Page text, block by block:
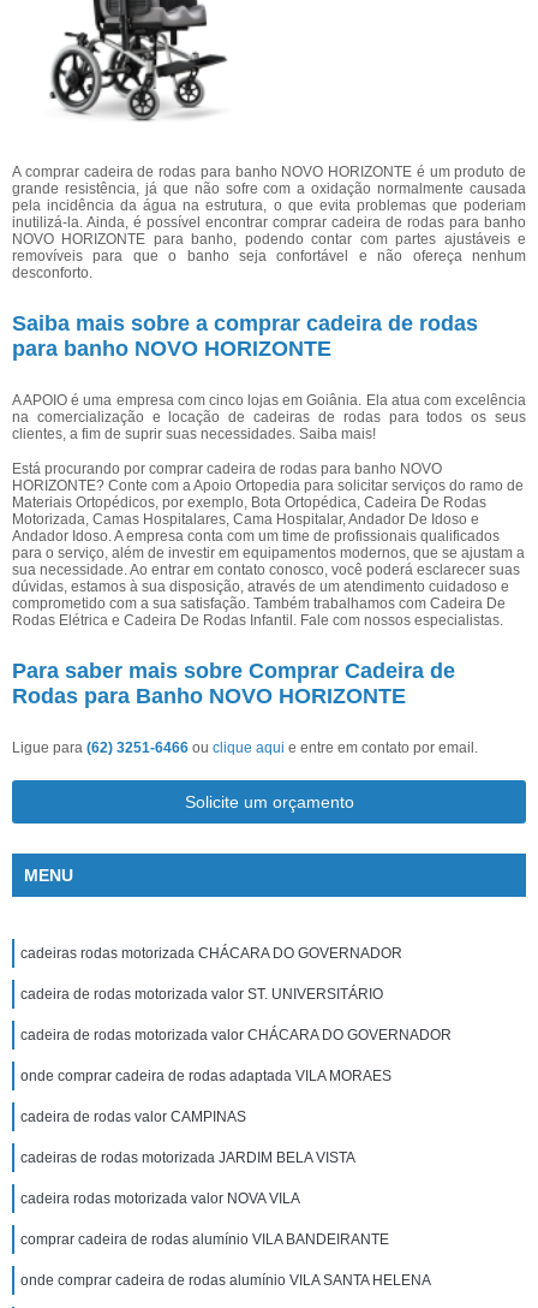
A comprar cadeira de rodas para banho NOVO HORIZONTE é um produto de
grande resistência, já que não sofre com a oxidação normalmente causada
pela incidência da água na estrutura, o que evita problemas que poderiam
inutilizá-la. Ainda, é possível encontrar comprar cadeira de rodas para banho
NOVO HORIZONTE para banho, podendo contar com partes ajustáveis e
removíveis para que o banho seja confortável e não ofereça nenhum
desconforto.
Saiba mais sobre a comprar cadeira de rodas
para banho NOVO HORIZONTE
A APOIO é uma empresa com cinco lojas em Goiânia. Ela atua com excelência
na comercialização e locação de cadeiras de rodas para todos os seus
clientes, a fim de suprir suas necessidades. Saiba mais!
Está procurando por comprar cadeira de rodas para banho NOVO
HORIZONTE? Conte com a Apoio Ortopedia para solicitar serviços do ramo de
Materiais Ortopédicos, por exemplo, Bota Ortopédica, Cadeira De Rodas
Motorizada, Camas Hospitalares, Cama Hospitalar, Andador De Idoso e
Andador Idoso. A empresa conta com um time de profissionais qualificados
para o serviço, além de investir em equipamentos modernos, que se ajustam a
sua necessidade. Ao entrar em contato conosco, você poderá esclarecer suas
dúvidas, estamos à sua disposição, através de um atendimento cuidadoso e
comprometido com a sua satisfação. Também trabalhamos com Cadeira De
Rodas Elétrica e Cadeira De Rodas Infantil. Fale com nossos especialistas.
Para saber mais sobre Comprar Cadeira de
Rodas para Banho NOVO HORIZONTE
Ligue para (62) 3251-6466 ou clique aqui e entre em contato por email.
Solicite um orçamento
MENU
cadeiras rodas motorizada CHÁCARA DO GOVERNADOR
cadeira de rodas motorizada valor ST. UNIVERSITÁRIO
cadeira de rodas motorizada valor CHÁCARA DO GOVERNADOR
onde comprar cadeira de rodas adaptada VILA MORAES
cadeira de rodas valor CAMPINAS
cadeiras de rodas motorizada JARDIM BELA VISTA
cadeira rodas motorizada valor NOVA VILA
comprar cadeira de rodas alumínio VILA BANDEIRANTE
onde comprar cadeira de rodas alumínio VILA SANTA HELENA